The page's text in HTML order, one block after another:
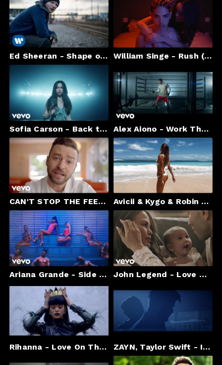
Ed Sheeran - Shape of You [Official Video] William Singe - Rush (Official Video)
Sofia Carson - Back to Beautiful (Official Video) ft. Alan Walker Alex Aiono - Work The Middle
CAN'T STOP THE FEELING! (From DreamWorks Animation's "Trolls") (Official Video) Avicii & Kygo & Robin Schulz,Matoma Style Best of Popular 2017 Mix Deep Tropical Melodic Chill House
Ariana Grande - Side To Side ft. Nicki Minaj John Legend - Love Me Now
Rihanna - Love On The Brain ZAYN, Taylor Swift - I Don’t Wanna Live Forever (Fifty Shades Darker)